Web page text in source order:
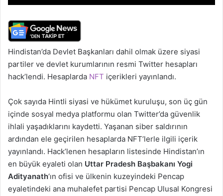
Hindistan’da Devlet Başkanları dahil olmak üzere siyasi
partiler ve devlet kurumlarının resmi Twitter hesapları
hack’lendi. Hesaplarda NFT içerikleri yayınlandı.
Çok sayıda Hintli siyasi ve hükümet kuruluşu, son üç gün
içinde sosyal medya platformu olan Twitter’da güvenlik
ihlali yaşadıklarını kaydetti. Yaşanan siber saldırının
ardından ele geçirilen hesaplarda NFT’lerle ilgili içerik
yayınlandı. Hack’lenen hesapların listesinde Hindistan’ın
en büyük eyaleti olan Uttar Pradesh Başbakanı Yogi
Adityanath‘ın ofisi ve ülkenin kuzeyindeki Pencap
eyaletindeki ana muhalefet partisi Pencap Ulusal Kongresi